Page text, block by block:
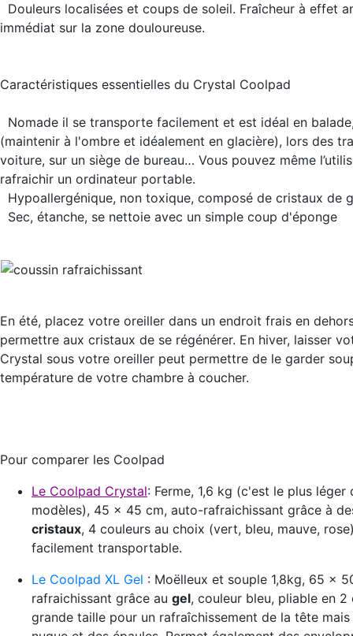
Douleurs localisées et coups de soleil. Fraîcheur à effet
immédiat sur la zone douloureuse.
Caractéristiques essentielles du Crystal Coolpad
Nomade il se transporte facilement et est idéal en
(maintenir à l'ombre et idéalement en glacière), lors des
voiture, sur un siège de bureau… Vous pouvez même
rafraichir un ordinateur portable.
Hypoallergénique, non toxique, composé de cristaux de
Sec, étanche, se nettoie avec un simple coup d'éponge
En été, placez votre oreiller dans un endroit frais en
permettre aux cristaux de se régénérer. En hiver, laisser
Crystal sous votre oreiller peut permettre de le garder
température de votre chambre à coucher.
Pour comparer les Coolpad
Le Coolpad Crystal: Ferme, 1,6 kg (c'est le plus léger
modèles), 45 x 45 cm, auto-rafraichissant grâce à
cristaux, 4 couleurs au choix (vert, bleu, mauve,
facilement transportable.
Le Coolpad XL Gel : Moëlleux et souple 1,8kg, 65 x
rafraichissant grâce au gel, couleur bleu, pliable en 2
grande taille pour un rafraîchissement de la tête mais